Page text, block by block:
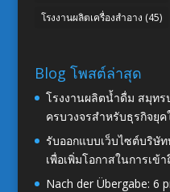
โรงงานผลิตเครื่องสำอาง (45)
Blog โพสต์ล่าสุด
โรงงานผลิตน้ำดื่ม สมุท
ครบวงจรสำหรับธุรกิจยุค
รับออกแบบเว็บไซต์บริษัท
เพื่อเพิ่มโอกาสในการเข้
Nach der Übergabe: 6